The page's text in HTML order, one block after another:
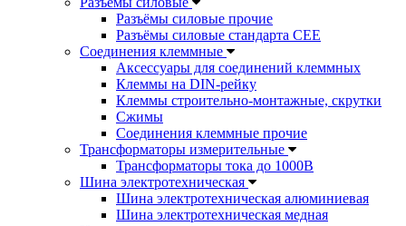
Разъёмы силовые прочие
Разъёмы силовые стандарта CEE
Соединения клеммные
Аксессуары для соединений клеммных
Клеммы на DIN-рейку
Клеммы строительно-монтажные, скрутки
Сжимы
Соединения клеммные прочие
Трансформаторы измерительные
Трансформаторы тока до 1000В
Шина электротехническая
Шина электротехническая алюминиевая
Шина электротехническая медная